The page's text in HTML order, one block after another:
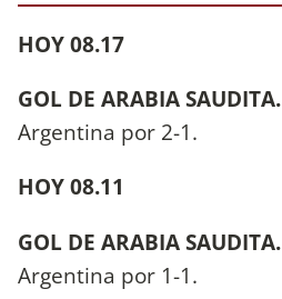
HOY 08.17
GOL DE ARABIA SAUDITA.
Argentina por 2-1.
HOY 08.11
GOL DE ARABIA SAUDITA.
Argentina por 1-1.